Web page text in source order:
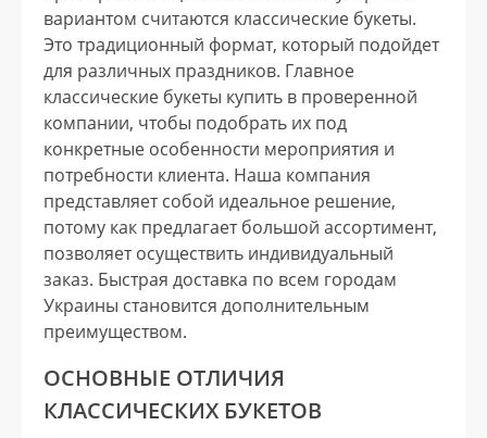
вариантом считаются классические букеты.
Это традиционный формат, который подойдет
для различных праздников. Главное
классические букеты купить в проверенной
компании, чтобы подобрать их под
конкретные особенности мероприятия и
потребности клиента. Наша компания
представляет собой идеальное решение,
потому как предлагает большой ассортимент,
позволяет осуществить индивидуальный
заказ. Быстрая доставка по всем городам
Украины становится дополнительным
преимуществом.
ОСНОВНЫЕ ОТЛИЧИЯ
КЛАССИЧЕСКИХ БУКЕТОВ